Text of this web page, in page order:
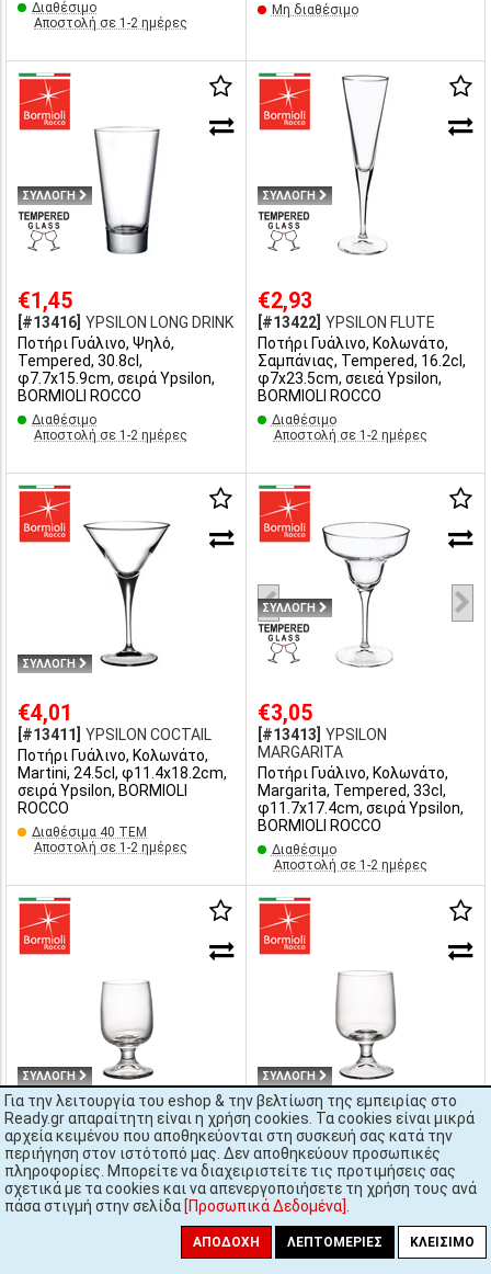
Για την λειτουργία του eshop & την βελτίωση της εμπειρίας στο
Ready.gr απαραίτητη είναι η χρήση cookies. Τα cookies είναι μικρά
αρχεία κειμένου που αποθηκεύονται στη συσκευή σας κατά την
περιήγηση στον ιστότοπό μας. Δεν αποθηκεύουν προσωπικές
πληροφορίες. Μπορείτε να διαχειριστείτε τις προτιμήσεις σας
σχετικά με τα cookies και να απενεργοποιήσετε τη χρήση τους ανά
πάσα στιγμή στην σελίδα [Προσωπικά Δεδομένα]
ΑΠΟΔΟΧΉ ΛΕΠΤΟΜΈΡΙΕΣ ΚΛΕΊΣΙΜΟ
Διαθέσιμο
Αποστολή σε 1-2 ημέρες
Μη διαθέσιμο
ΣΥΛΛΟΓΗ
€1,45
[#13416] YPSILON LONG DRINK
Ποτήρι Γυάλινο, Ψηλό,
Tempered, 30.8cl,
φ7.7x15.9cm, σειρά Ypsilon,
BORMIOLI ROCCO
Διαθέσιμο
Αποστολή σε 1-2 ημέρες
ΣΥΛΛΟΓΗ
€2,93
[#13422] YPSILON FLUTE
Ποτήρι Γυάλινο, Κολωνάτο,
Σαμπάνιας, Tempered, 16.2cl,
φ7x23.5cm, σειεά Ypsilon,
BORMIOLI ROCCO
Διαθέσιμο
Αποστολή σε 1-2 ημέρες
ΣΥΛΛΟΓΗ
€4,01
[#13411]
YPSILON COCTAIL
Ποτήρι Γυάλινο, Κολωνάτο,
Martini, 24.5cl, φ11.4x18.2cm,
σειρά Ypsilon, BORMIOLI
ROCCO
Διαθέσιμα 40 ΤΕΜ
Αποστολή σε 1-2 ημέρες
ΣΥΛΛΟΓΗ
€3,05
[#13413] YPSILON
MARGARITA
Ποτήρι Γυάλινο, Κολωνάτο,
Margarita, Tempered, 33cl,
φ11.7x17.4cm, σειρά Ypsilon,
BORMIOLI ROCCO
Διαθέσιμο
Αποστολή σε 1-2 ημέρες
ΣΥΛΛΟΓΗ
€1,37
[#28908] EXECUTIVE VINO
Ποτήρι Γυάλινο, Κολωνάτο,
20cl, φ6.8x11.8cm, σειρά
Executive, BORMIOLI ROCCO
Αποστολή σε 1-2 ημέρες
ΣΥΛΛΟΓΗ
€1,56
[#28907] EXECUTIVE ACQUA
Ποτήρι Γυάλινο, Κολωνάτο,
29.5cl, φ7.7x13.2cm, σειρά
Executive, BORMIOLI ROCCO
Διαθέσιμο
Αποστολή σε 1-2 ημέρες